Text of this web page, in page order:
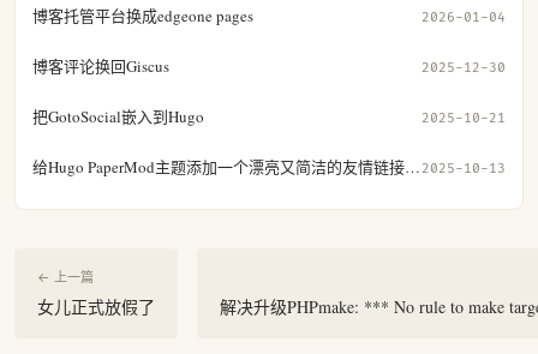
博客托管平台换成edgeone pages 2026-01-04
博客评论换回Giscus 2025-12-30
把GotoSocial嵌入到Hugo 2025-10-21
给Hugo PaperMod主题添加一个漂亮又简洁的友情链接页面 2025-10-13
← 上一篇
女儿正式放假了 解决升级PHPmake: *** No rule to make